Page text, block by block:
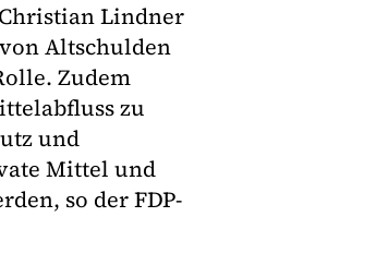
Lindner
Altschulden
Zudem
zu
und
Mittel und
so der FDP-